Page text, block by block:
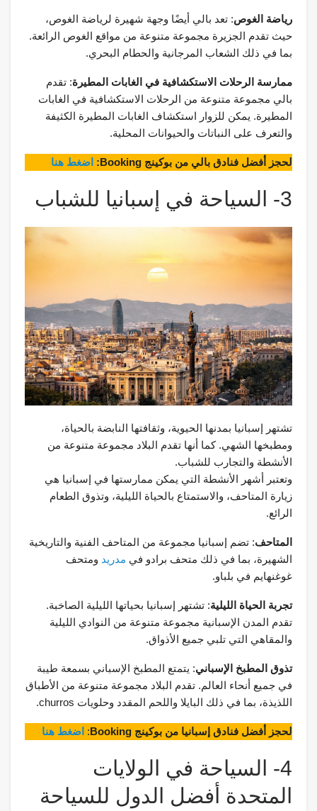
رياضة الغوص: تعد بالي أيضًا وجهة شهيرة لرياضة الغوص،
حيث تقدم الجزيرة مجموعة متنوعة من مواقع الغوص الرائعة.
بما في ذلك الشعاب المرجانية والحطام البحري.
ممارسة الرحلات الاستكشافية في الغابات المطيرة: تقدم
بالي مجموعة متنوعة من الرحلات الاستكشافية في الغابات
المطيرة. يمكن للزوار استكشاف الغابات المطيرة الكثيفة
والتعرف على النباتات والحيوانات المحلية.
لحجز أفضل فنادق بالي من بوكينج Booking: اضغط هنا
3- السياحة في إسبانيا للشباب
تشتهر إسبانيا بمدنها الحيوية، وثقافتها النابضة بالحياة،
ومطبخها الشهي. كما أنها تقدم البلاد مجموعة متنوعة من
الأنشطة والتجارب للشباب.
وتعتبر أشهر الأنشطة التي يمكن ممارستها في إسبانيا هي
زيارة المتاحف، والاستمتاع بالحياة الليلية، وتذوق الطعام
الرائع.
المتاحف: تضم إسبانيا مجموعة من المتاحف الفنية والتاريخية
الشهيرة، بما في ذلك متحف برادو في مدريد ومتحف
غوغنهايم في بلباو.
تجربة الحياة الليلية: تشتهر إسبانيا بحياتها الليلية الصاخبة.
تقدم المدن الإسبانية مجموعة متنوعة من النوادي الليلية
والمقاهي التي تلبي جميع الأذواق.
تذوق المطبخ الإسباني: يتمتع المطبخ الإسباني بسمعة طيبة
في جميع أنحاء العالم. تقدم البلاد مجموعة متنوعة من الأطباق
اللذيذة، بما في ذلك البايلا واللحم المقدد وحلويات churros.
لحجز أفضل فنادق إسبانيا من بوكينج Booking : اضغط هنا
4- السياحة في الولايات
المتحدة أفضل الدول للسياحة